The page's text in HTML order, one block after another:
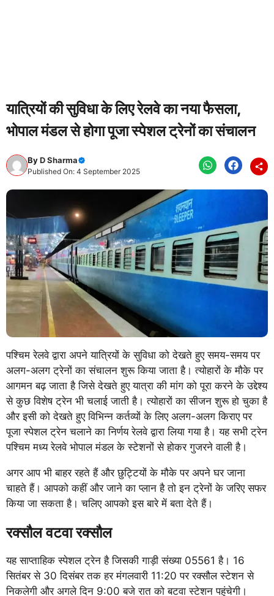
यात्रियों की सुविधा के लिए रेलवे का नया फैसला,
भोपाल मंडल से होगा पूजा स्पेशल ट्रेनों का संचालन
ByD Sharma
Published On: 4 September 2025
पश्चिम रेलवे द्वारा अपने यात्रियों के सुविधा को देखते हुए समय-समय पर
अलग-अलग ट्रेनों का संचालन शुरू किया जाता है। त्योहारों के मौके पर
आगमन बढ़ जाता है जिसे देखते हुए यात्रा की मांग को पूरा करने के उद्देश्य
से कुछ विशेष ट्रेन भी चलाई जाती है। त्योहारों का सीजन शुरू हो चुका है
और इसी को देखते हुए विभिन्न कर्तव्यों के लिए अलग-अलग किराए पर
पूजा स्पेशल ट्रेन चलाने का निर्णय रेलवे द्वारा लिया गया है। यह सभी ट्रेन
पश्चिम मध्य रेलवे भोपाल मंडल के स्टेशनों से होकर गुजरने वाली है।
अगर आप भी बाहर रहते हैं और छुट्टियों के मौके पर अपने घर जाना
चाहते हैं। आपको कहीं और जाने का प्लान है तो इन ट्रेनों के जरिए सफर
किया जा सकता है। चलिए आपको इस बारे में बता देते हैं।
रक्सौल वटवा रक्सौल
यह साप्ताहिक स्पेशल ट्रेन है जिसकी गाड़ी संख्या 05561 है। 16
सितंबर से 30 दिसंबर तक हर मंगलवारी 11:20 पर रक्सौल स्टेशन से
निकलेगी और अगले दिन 9:00 बजे रात को बटवा स्टेशन पहुंचेगी।